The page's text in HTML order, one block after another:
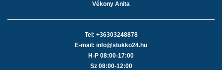
Vékony Anita
Tel: +36303248878
E-mail: info@stukko24.hu
H-P 08:00-17:00
Sz 08:00-12:00